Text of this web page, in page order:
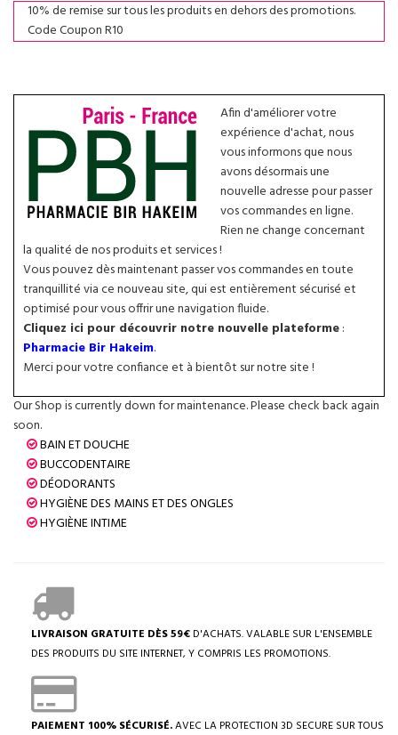
10% de remise sur tous les produits en dehors des promotions.
Code Coupon R10
Afin d'améliorer votre
expérience d'achat, nous
vous informons que nous
avons désormais une
nouvelle adresse pour passer
vos commandes en ligne.
Rien ne change concernant
la qualité de nos produits et services !
Vous pouvez dès maintenant passer vos commandes en toute
tranquillité via ce nouveau site, qui est entièrement sécurisé et
optimisé pour vous offrir une navigation fluide.
Cliquez ici pour découvrir notre nouvelle plateforme:
Pharmacie Bir Hakeim.
Merci pour votre confiance et à bientôt sur notre site !
Our Shop is currently down for maintenance. Please check back again
soon.
BAIN ET DOUCHE
BUCCODENTAIRE
DÉODORANTS
HYGIÈNE DES MAINS ET DES ONGLES
HYGIÈNE INTIME
LIVRAISON GRATUITE DÈS 59€ D'ACHATS. VALABLE SUR L'ENSEMBLE
DES PRODUITS DU SITE INTERNET, Y COMPRIS LES PROMOTIONS.
PAIEMENT 100% SÉCURISÉ.AVEC LA PROTECTION 3D SECURE SUR TOUS